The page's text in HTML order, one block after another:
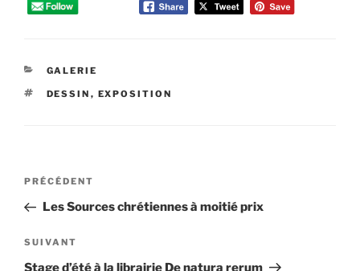
CATÉGORIES
GALERIE
ÉTIQUETTES
DESSIN , EXPOSITION
Navigation
l’article
Article
précédent
PRÉCÉDENT
Les Sources chrétiennes à moitié prix
Article
suivant
SUIVANT
Stage d’été à la librairie De natura rerum